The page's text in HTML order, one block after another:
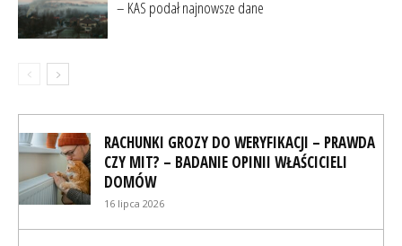
– KAS podał najnowsze dane
RACHUNKI GROZY DO WERYFIKACJI – PRAWDA
CZY MIT? – BADANIE OPINII WŁAŚCICIELI
DOMÓW
16 lipca 2026